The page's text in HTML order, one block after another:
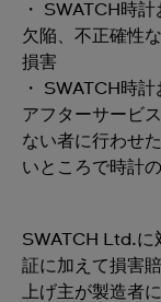
・ SWATCH時
欠陥、不正確性
損害
・ SWATCH時
アフターサービ
ない者に行わせ
いところで時計
SWATCH Ltd.に
証に加えて損害
上げ主が製造者